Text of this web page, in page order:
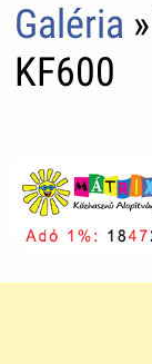
Galéria »
KF600